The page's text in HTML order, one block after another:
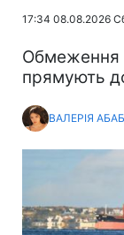
17:34 08.08.2026
Обмеження
прямують
ВАЛЕРІЯ